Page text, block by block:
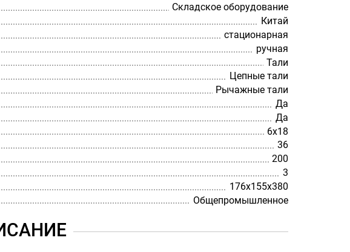
Складское оборудование
Китай
стационарная
ручная
Тали
Цепные тали
Рычажные тали
Да
Да
6х18
36
200
3
176х155х380
Общепромышленное